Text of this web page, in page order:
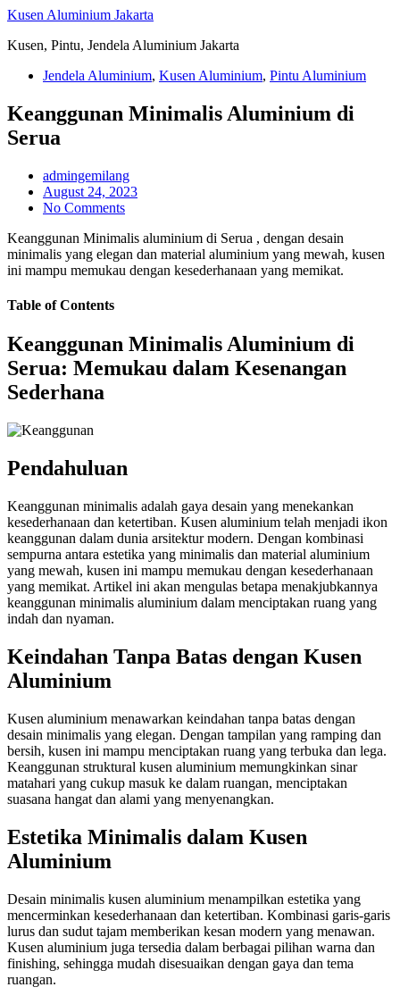
Skip
content
Kusen Aluminium Jakarta
Kusen, Pintu, Jendela Aluminium Jakarta
Jendela Aluminium, Kusen Aluminium, Pintu Aluminium
Keanggunan Minimalis Aluminium di
Serua
admingemilang
August 24, 2023
No Comments
Keanggunan Minimalis aluminium di Serua , dengan desain
minimalis yang elegan dan material aluminium yang mewah, kusen
ini mampu memukau dengan kesederhanaan yang memikat.
Table of Contents
Keanggunan Minimalis Aluminium di
Serua: Memukau dalam Kesenangan
Sederhana
Pendahuluan
Keanggunan minimalis adalah gaya desain yang menekankan
kesederhanaan dan ketertiban. Kusen aluminium telah menjadi ikon
keanggunan dalam dunia arsitektur modern. Dengan kombinasi
sempurna antara estetika yang minimalis dan material aluminium
yang mewah, kusen ini mampu memukau dengan kesederhanaan
yang memikat. Artikel ini akan mengulas betapa menakjubkannya
keanggunan minimalis aluminium dalam menciptakan ruang yang
indah dan nyaman.
Keindahan Tanpa Batas dengan Kusen
Aluminium
Kusen aluminium menawarkan keindahan tanpa batas dengan
desain minimalis yang elegan. Dengan tampilan yang ramping dan
bersih, kusen ini mampu menciptakan ruang yang terbuka dan lega.
Keanggunan struktural kusen aluminium memungkinkan sinar
matahari yang cukup masuk ke dalam ruangan, menciptakan
suasana hangat dan alami yang menyenangkan.
Estetika Minimalis dalam Kusen
Aluminium
Desain minimalis kusen aluminium menampilkan estetika yang
mencerminkan kesederhanaan dan ketertiban. Kombinasi garis-garis
lurus dan sudut tajam memberikan kesan modern yang menawan.
Kusen aluminium juga tersedia dalam berbagai pilihan warna dan
finishing, sehingga mudah disesuaikan dengan gaya dan tema
ruangan.